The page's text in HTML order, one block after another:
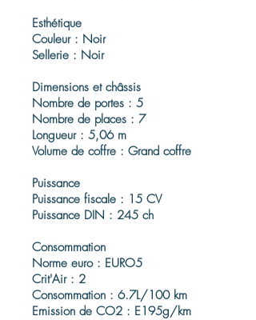
Esthétique
Couleur : Noir
Sellerie : Noir
Dimensions et châssis
Nombre de portes : 5
Nombre de places : 7
Longueur : 5,06 m
Volume de coffre : Grand coffre
Puissance
Puissance fiscale : 15 CV
Puissance DIN : 245 ch
Consommation
Norme euro : EURO5
Crit'Air : 2
Consommation : 6.7L/100 km
Emission de CO2 : E195g/km